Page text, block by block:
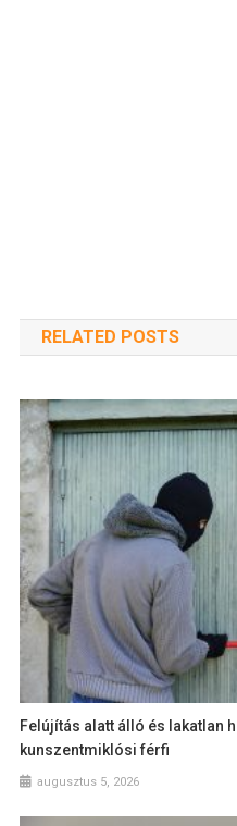
RELATED POSTS
Felújítás alatt álló és lakatlan
kunszentmiklósi férfi
augusztus 5, 2026